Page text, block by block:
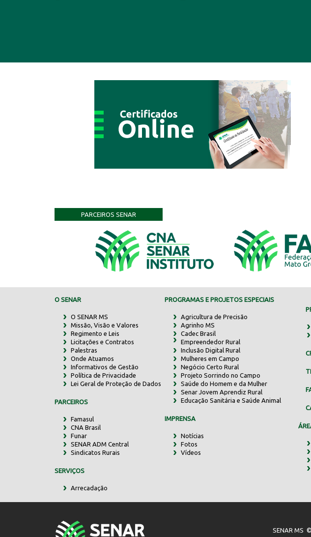
PARCEIROS SENAR
O SENAR
O SENAR MS
Missão, Visão e Valores
Regimento e Leis
Licitações e Contratos
Palestras
Onde Atuamos
Informativos de Gestão
Política de Privacidade
Lei Geral de Proteção de Dados
PARCEIROS
Famasul
CNA Brasil
Funar
SENAR ADM Central
Sindicatos Rurais
SERVIÇOS
Arrecadação
PROGRAMAS E PROJETOS ESPECIAIS
Agricultura de Precisão
Agrinho MS
Cadec Brasil
Empreendedor Rural
Inclusão Digital Rural
Mulheres em Campo
Negócio Certo Rural
Projeto Sorrindo no Campo
Saúde do Homem e da Mulher
Senar Jovem Aprendiz Rural
Educação Sanitária e Saúde Animal
IMPRENSA
Notícias
Fotos
Vídeos
SENAR MS